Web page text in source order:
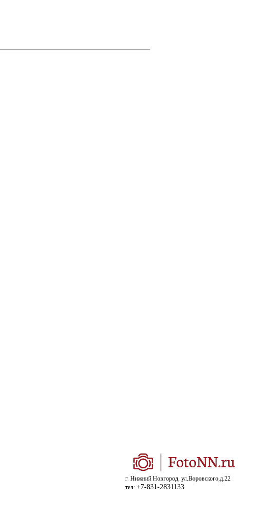
г. Нижний Новгород, ул.Воровского,д.22
тел: +7-831-2831133